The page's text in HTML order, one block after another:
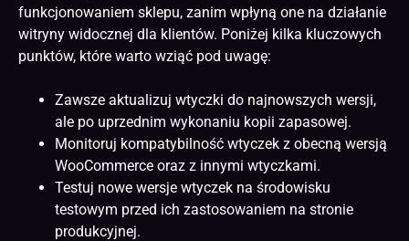
funkcjonowaniem sklepu, zanim wpłyną one na działanie
witryny widocznej dla klientów. Poniżej kilka kluczowych
punktów, które warto wziąć pod uwagę:
Zawsze aktualizuj wtyczki do najnowszych wersji,
ale po uprzednim wykonaniu kopii zapasowej.
Monitoruj kompatybilność wtyczek z obecną wersją
WooCommerce oraz z innymi wtyczkami.
Testuj nowe wersje wtyczek na środowisku
testowym przed ich zastosowaniem na stronie
produkcyjnej.